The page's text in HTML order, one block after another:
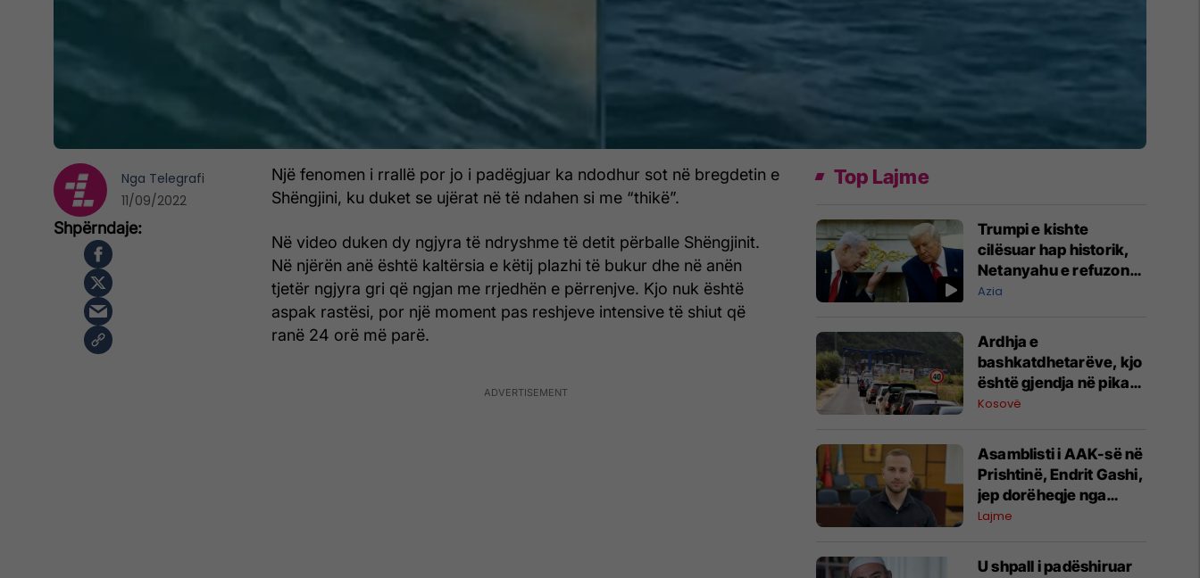
Një fenomen i rrallë por jo i padëgjuar ka ndodhur sot në bregdetin e
Shëngjini, ku duket se ujërat në të ndahen si me “thikë”.
Në video duken dy ngjyra të ndryshme të detit përballe Shëngjinit.
Në njërën anë është kaltërsia e këtij plazhi të bukur dhe në anën
tjetër ngjyra gri që ngjan me rrjedhën e përrenjve. Kjo nuk është
aspak rastësi, por një moment pas reshjeve intensive të shiut që
ranë 24 orë më parë.
Nga Telegrafi
11/09/2022
Top Lajme
Trumpi e kishte
cilësuar hap historik,
Netanyahu e refuzon
marrëveshjen për
Azia
Ardhja e
bashkatdhetarëve, kjo
është gjendja në pikat
kufitare
Kosovë
Asamblisti i AAK-së në
Prishtinë, Endrit Gashi,
jep dorëheqje nga
partia
Lajme
U shpall i padëshiruar